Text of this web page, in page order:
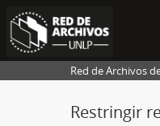
Red de Archivos
Restringir